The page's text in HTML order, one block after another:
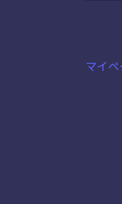
マイ